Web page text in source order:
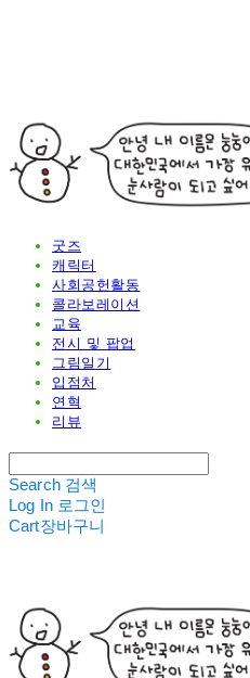
굿즈
캐릭터
사회공헌활동
콜라보레이션
교육
전시 및 팝업
그림일기
입점처
연혁
리뷰
Search 검색
Log In 로그인
Cart장바구니